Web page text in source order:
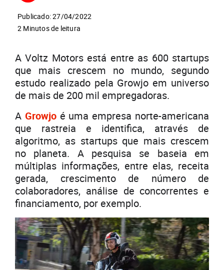
Publicado: 27/04/2022
2 Minutos de leitura
A Voltz Motors está entre as 600 startups
que mais crescem no mundo, segundo
estudo realizado pela Growjo em universo
de mais de 200 mil empregadoras.
A Growjoé uma empresa norte-americana
que rastreia e identifica, através de
algoritmo, as startups que mais crescem
no planeta. A pesquisa se baseia em
múltiplas informações, entre elas, receita
gerada, crescimento de número de
colaboradores, análise de concorrentes e
financiamento, por exemplo.